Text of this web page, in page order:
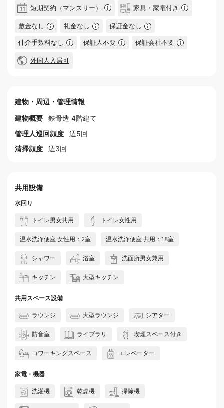
短期契約（マンスリー） 家具・家電付き
敷金なし 礼金なし 保証金なし
仲介手数料なし 保証人不要 保証会社不要
外国人入居可
建物・周辺・管理情報
建物概要
鉄骨造 4階建て
管理人巡回頻度
週5回
清掃頻度
週3回
共用設備
水回り
トイレ男女共用 トイレ女性用
温水洗浄便座 女性用：2室 温水洗浄便座 共用：18室
シャワー 浴室 洗面所男女兼用
キッチン 大型キッチン
共用スペース設備
ラウンジ 大型ラウンジ シアター
防音室 ライブラリ 喫煙スペース付き
コワーキングスペース エレベーター
家電・機器
洗濯機 乾燥機 掃除機